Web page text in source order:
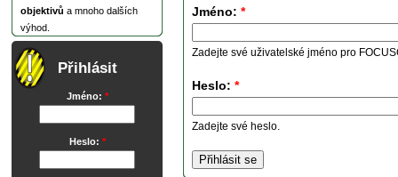
objektivů a mnoho dalších
výhod.
Přihlásit
Jméno: *
Heslo: *
Jméno: *
Zadejte své uživatelské jméno pro
Heslo: *
Zadejte své heslo.